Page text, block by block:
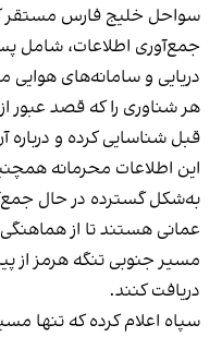
سواحل خلیج فارس مستقر
جمع‌آوری اطلاعات، شامل
دریایی و سامانه‌های هوایی
هر شناوری را که قصد عبور
قبل شناسایی کرده و
این اطلاعات محرمانه
به‌شکل گسترده در حال
عمانی هستند تا از
مسیر جنوبی تنگه هرمز از
دریافت کنند.
سپاه اعلام کرده که تنها